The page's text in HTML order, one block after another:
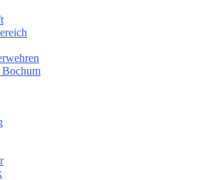
Bochum